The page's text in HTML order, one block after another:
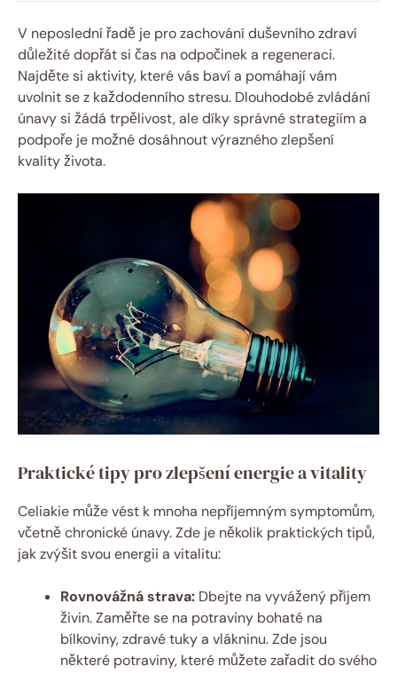
V neposlední řadě je pro zachování duševního zdraví
důležité dopřát si čas na odpočinek a regeneraci.
Najděte si aktivity, které vás baví a pomáhají vám
uvolnit se z každodenního stresu. Dlouhodobé zvládání
únavy si žádá trpělivost, ale díky správné strategiím a
podpoře je možné dosáhnout výrazného zlepšení
kvality života.
Praktické tipy pro zlepšení energie a vitality
Celiakie může vést k mnoha nepříjemným symptomům,
včetně chronické únavy. Zde je několik praktických tipů,
jak zvýšit svou energii a vitalitu:
Rovnovážná strava: Dbejte na vyvážený příjem
živin. Zaměřte se na potraviny bohaté na
bílkoviny, zdravé tuky a vlákninu. Zde jsou
některé potraviny, které můžete zařadit do svého